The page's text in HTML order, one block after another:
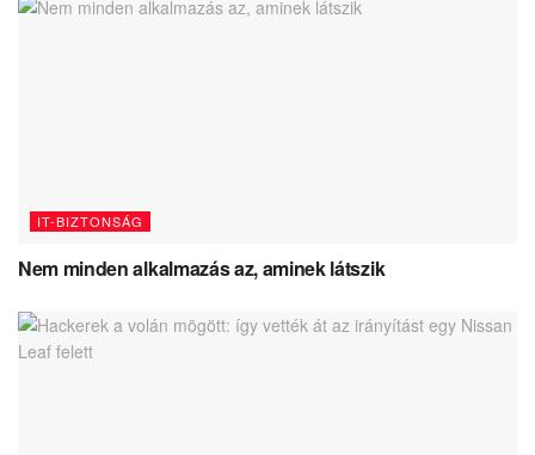
IT-BIZTONSÁG
Nem minden alkalmazás az, aminek látszik